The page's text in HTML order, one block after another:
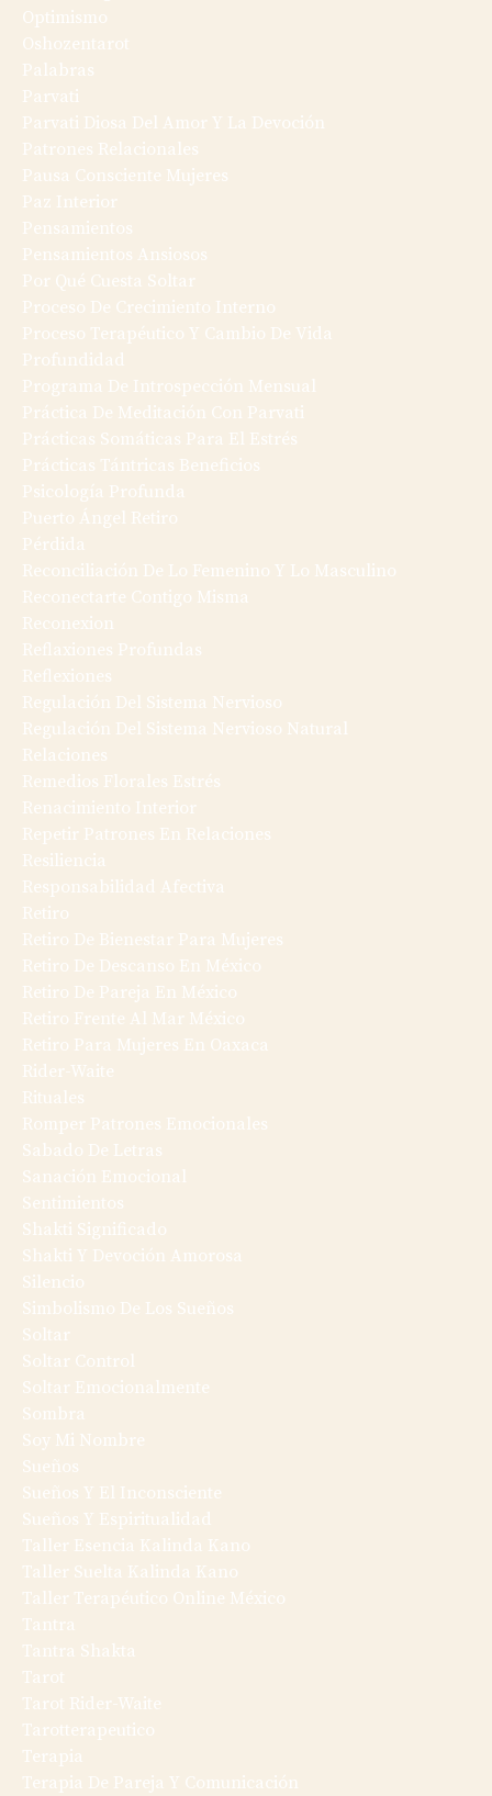
Optimismo
Oshozentarot
Palabras
Parvati
Parvati Diosa Del Amor Y La Devoción
Patrones Relacionales
Pausa Consciente Mujeres
Paz Interior
Pensamientos
Pensamientos Ansiosos
Por Qué Cuesta Soltar
Proceso De Crecimiento Interno
Proceso Terapéutico Y Cambio De Vida
Profundidad
Programa De Introspección Mensual
Práctica De Meditación Con Parvati
Prácticas Somáticas Para El Estrés
Prácticas Tántricas Beneficios
Psicología Profunda
Puerto Ángel Retiro
Pérdida
Reconciliación De Lo Femenino Y Lo Masculino
Reconectarte Contigo Misma
Reconexion
Reflaxiones Profundas
Reflexiones
Regulación Del Sistema Nervioso
Regulación Del Sistema Nervioso Natural
Relaciones
Remedios Florales Estrés
Renacimiento Interior
Repetir Patrones En Relaciones
Resiliencia
Responsabilidad Afectiva
Retiro
Retiro De Bienestar Para Mujeres
Retiro De Descanso En México
Retiro De Pareja En México
Retiro Frente Al Mar México
Retiro Para Mujeres En Oaxaca
Rider-Waite
Rituales
Romper Patrones Emocionales
Sabado De Letras
Sanación Emocional
Sentimientos
Shakti Significado
Shakti Y Devoción Amorosa
Silencio
Simbolismo De Los Sueños
Soltar
Soltar Control
Soltar Emocionalmente
Sombra
Soy Mi Nombre
Sueños
Sueños Y El Inconsciente
Sueños Y Espiritualidad
Taller Esencia Kalinda Kano
Taller Suelta Kalinda Kano
Taller Terapéutico Online México
Tantra
Tantra Shakta
Tarot
Tarot Rider-Waite
Tarotterapeutico
Terapia
Terapia De Pareja Y Comunicación